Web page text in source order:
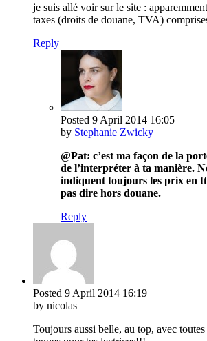
je suis allé voir sur le site :
taxes (droits de douane, TVA)
Reply
Posted 9 April 2014 16:05
by Stephanie Zwicky
@Pat: c’est ma façon de la
de l’interpréter à ta manière.
indiquent toujours les prix en
pas dire hors douane.
Reply
Posted 9 April 2014 16:19
by nicolas
Toujours aussi belle, au top, avec